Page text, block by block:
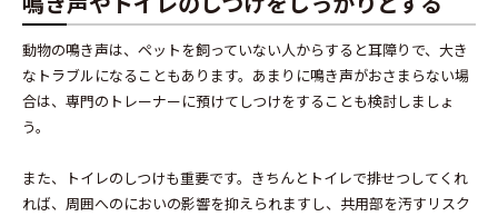
動物の鳴き声は、ペットを飼っていない人からすると耳障りで、大き
なトラブルになることもあります。あまりに鳴き声がおさまらない場
合は、専門のトレーナーに預けてしつけをすることも検討しましょ
う。
また、トイレのしつけも重要です。きちんとトイレで排せつしてくれ
れば、周囲へのにおいの影響を抑えられますし、共用部を汚すリスク